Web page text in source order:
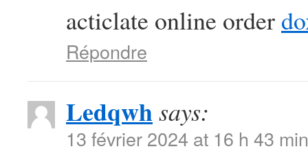
acticlate online order
Répondre
Ledqwhsays:
13 février 2024 at 16 h 43 min